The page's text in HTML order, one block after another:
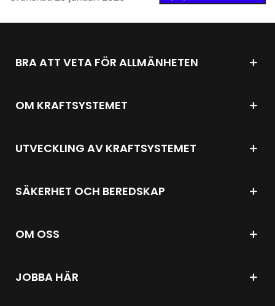
BRA ATT VETA FÖR ALLMÄNHETEN
OM KRAFTSYSTEMET
UTVECKLING AV KRAFTSYSTEMET
SÄKERHET OCH BEREDSKAP
OM OSS
JOBBA HÄR